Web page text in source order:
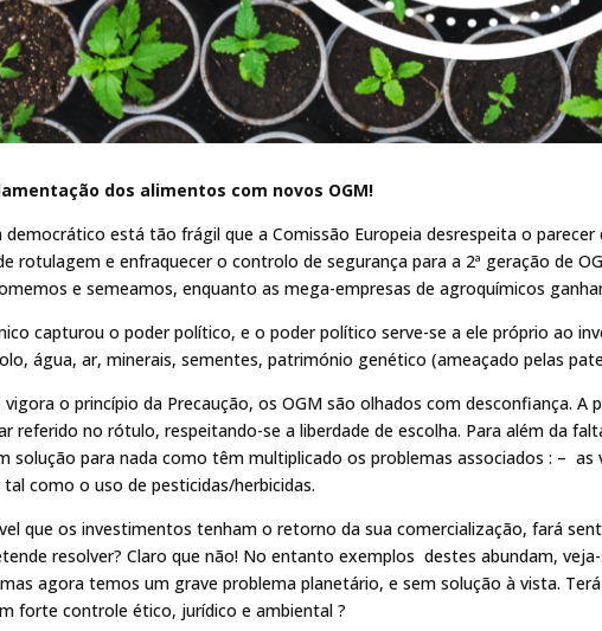
dos alimentos com novos OGM!
está tão frágil que a Comissão Europeia desrespeita o
rotulagem e enfraquecer o controlo de segurança para a 2ª geração de
e semeamos, enquanto as mega-empresas de agroquímicos
capturou o poder político, e o poder político serve-se a ele próprio ao
água, ar, minerais, sementes, património genético (ameaçado pelas
vigora o princípio da Precaução, os OGM são olhados com desconfiança.
referido no rótulo, respeitando-se a liberdade de escolha. Para além da
solução para nada como têm multiplicado os problemas associados : –
como o uso de pesticidas/herbicidas.
que os investimentos tenham o retorno da sua comercialização, fará
resolver? Claro que não! No entanto exemplos destes abundam,
agora temos um grave problema planetário, e sem solução à vista.
forte controle ético, jurídico e ambiental ?